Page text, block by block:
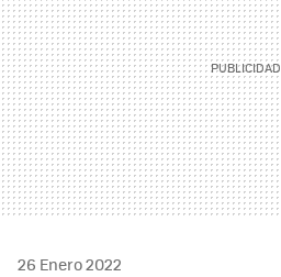
26 Enero 2022